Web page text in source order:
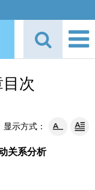
目次
显示方式：
关系分析